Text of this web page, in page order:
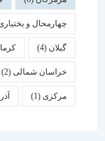
چهارمحال و بختیاری (4)
کرمان
خراسان شمالی(2)
(1) آذربایجان